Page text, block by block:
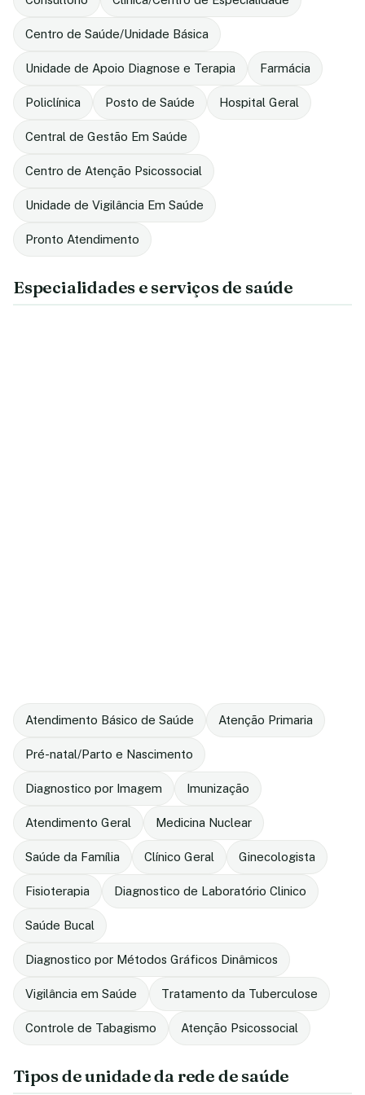
Centro de Saúde/Unidade Básica
Unidade de Apoio Diagnose e Terapia Farmácia
Policlínica Posto de Saúde Hospital Geral
Central de Gestão Em Saúde
Centro de Atenção Psicossocial
Unidade de Vigilância Em Saúde
Pronto Atendimento
Especialidades e serviços de saúde
Atendimento Básico de Saúde Atenção Primaria
Pré-natal/Parto e Nascimento
Diagnostico por Imagem Imunização
Atendimento Geral Medicina Nuclear
Saúde da Família Clínico Geral Ginecologista
Fisioterapia Diagnostico de Laboratório Clinico
Saúde Bucal
Diagnostico por Métodos Gráficos Dinâmicos
Vigilância em Saúde Tratamento da Tuberculose
Controle de Tabagismo Atenção Psicossocial
Tipos de unidade da rede de saúde